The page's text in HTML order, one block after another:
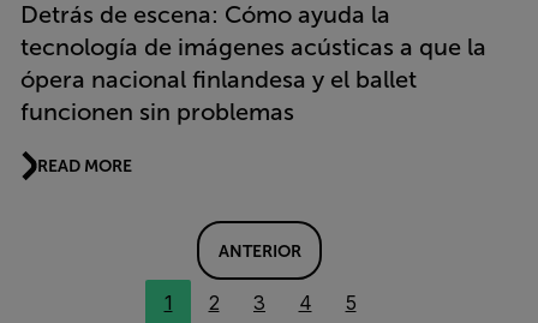
Detrás de escena: Cómo ayuda la
tecnología de imágenes acústicas a que la
ópera nacional finlandesa y el ballet
funcionen sin problemas
READ MORE
ANTERIOR
1 2 3 4 5